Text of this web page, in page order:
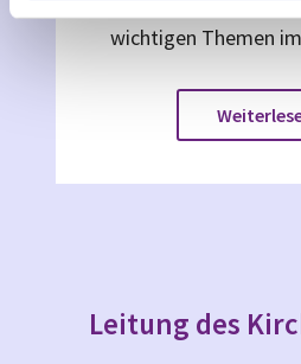
eine Reihe von
wichtigen Themen
Leitung des